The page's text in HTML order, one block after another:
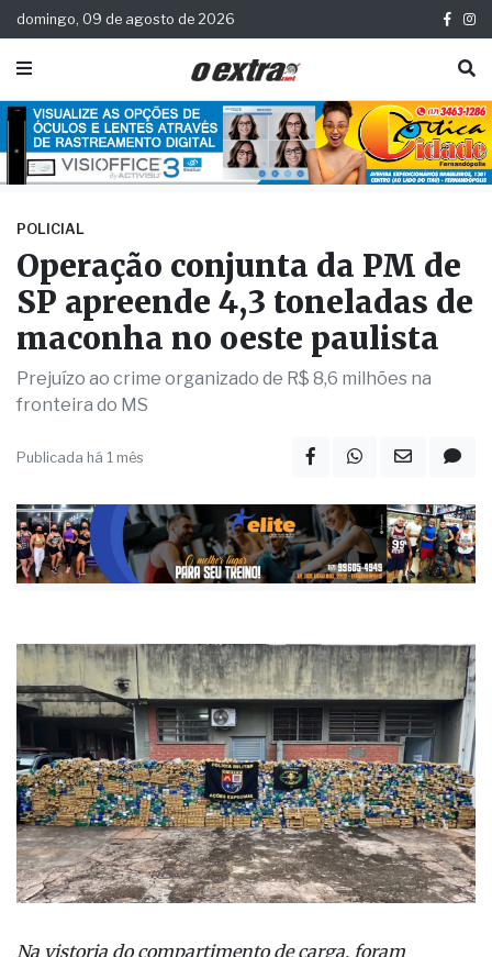
domingo, 09 de agosto de 2026
POLICIAL
Operação conjunta da PM de
SP apreende 4,3 toneladas de
maconha no oeste paulista
Prejuízo ao crime organizado de R$ 8,6 milhões na